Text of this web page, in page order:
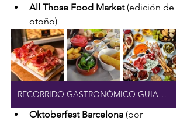
All Those Food Market (edición de
otoño)
RECORRIDO GASTRONÓMICO GUIADO
Oktoberfest Barcelona (por